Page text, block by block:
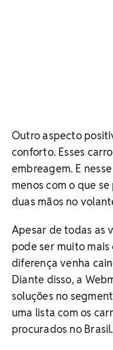
Outro aspecto
conforto. Esses
embreagem. E
menos com o que
duas mãos no
Apesar de todas as
pode ser muito mais
diferença venha
Diante disso, a
soluções no
uma lista com os
procurados no Brasil.